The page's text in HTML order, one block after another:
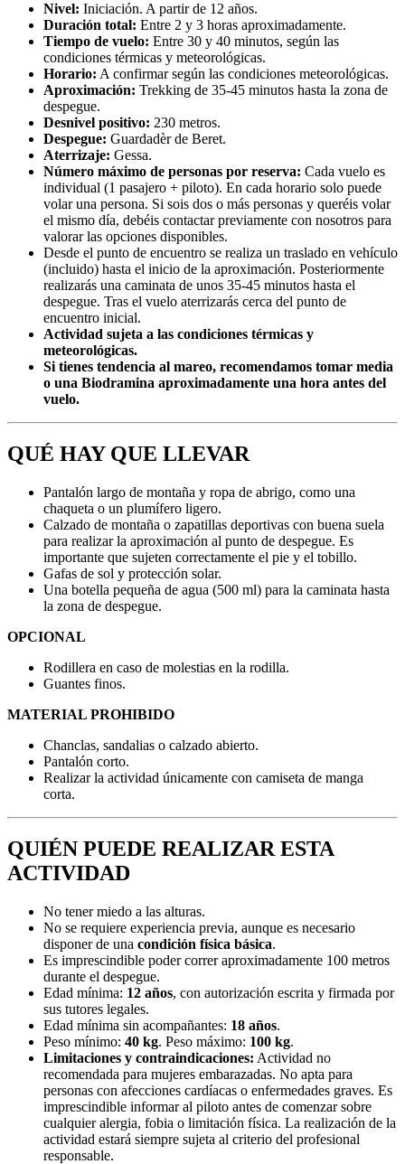
Nivel: Iniciación. A partir de 12 años.
Duración total: Entre 2 y 3 horas aproximadamente.
Tiempo de vuelo: Entre 30 y 40 minutos, según las
condiciones térmicas y meteorológicas.
Horario: A confirmar según las condiciones meteorológicas.
Aproximación: Trekking de 35-45 minutos hasta la zona de
despegue.
Desnivel positivo: 230 metros.
Despegue: Guardadèr de Beret.
Aterrizaje: Gessa.
Número máximo de personas por reserva: Cada vuelo es
individual (1 pasajero + piloto). En cada horario solo puede
volar una persona. Si sois dos o más personas y queréis volar
el mismo día, debéis contactar previamente con nosotros para
valorar las opciones disponibles.
Desde el punto de encuentro se realiza un traslado en vehículo
(incluido) hasta el inicio de la aproximación. Posteriormente
realizarás una caminata de unos 35-45 minutos hasta el
despegue. Tras el vuelo aterrizarás cerca del punto de
encuentro inicial.
Actividad sujeta a las condiciones térmicas y
meteorológicas.
Si tienes tendencia al mareo, recomendamos tomar media
o una Biodramina aproximadamente una hora antes del
vuelo.
QUÉ HAY QUE LLEVAR
Pantalón largo de montaña y ropa de abrigo, como una
chaqueta o un plumífero ligero.
Calzado de montaña o zapatillas deportivas con buena suela
para realizar la aproximación al punto de despegue. Es
importante que sujeten correctamente el pie y el tobillo.
Gafas de sol y protección solar.
Una botella pequeña de agua (500 ml) para la caminata hasta
la zona de despegue.
OPCIONAL
Rodillera en caso de molestias en la rodilla.
Guantes finos.
MATERIAL PROHIBIDO
Chanclas, sandalias o calzado abierto.
Pantalón corto.
Realizar la actividad únicamente con camiseta de manga
corta.
QUIÉN PUEDE REALIZAR ESTA
ACTIVIDAD
No tener miedo a las alturas.
No se requiere experiencia previa, aunque es necesario
disponer de una condición física básica.
Es imprescindible poder correr aproximadamente 100 metros
durante el despegue.
Edad mínima: 12 años, con autorización escrita y firmada por
sus tutores legales.
Edad mínima sin acompañantes: 18 años.
Peso mínimo: 40 kg. Peso máximo: 100 kg.
Limitaciones y contraindicaciones: Actividad no
recomendada para mujeres embarazadas. No apta para
personas con afecciones cardíacas o enfermedades graves. Es
imprescindible informar al piloto antes de comenzar sobre
cualquier alergia, fobia o limitación física. La realización de la
actividad estará siempre sujeta al criterio del profesional
responsable.